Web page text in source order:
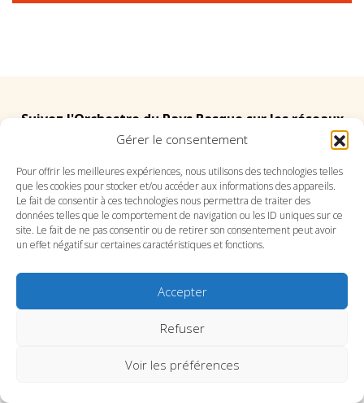
Gérer le consentement
Pour offrir les meilleures expériences, nous utilisons des technologies telles
que les cookies pour stocker et/ou accéder aux informations des appareils.
Le fait de consentir à ces technologies nous permettra de traiter des
données telles que le comportement de navigation ou les ID uniques sur ce
site. Le fait de ne pas consentir ou de retirer son consentement peut avoir
un effet négatif sur certaines caractéristiques et fonctions.
Accepter
Refuser
Voir les préférences
Suivez l'Orchestre du Pays Basque sur les réseaux
Suivez le conservatoire du Pays Basque sur les
réseaux
SITE DU CONSERVATOIRE